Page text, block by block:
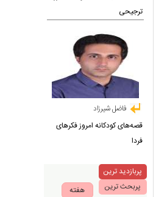
ترجیحی
فاضل شیرزاد
قصه‌های کودکانه امروز فکرهای
فردا
پربازدید ترین
پربحث ترین
هفته